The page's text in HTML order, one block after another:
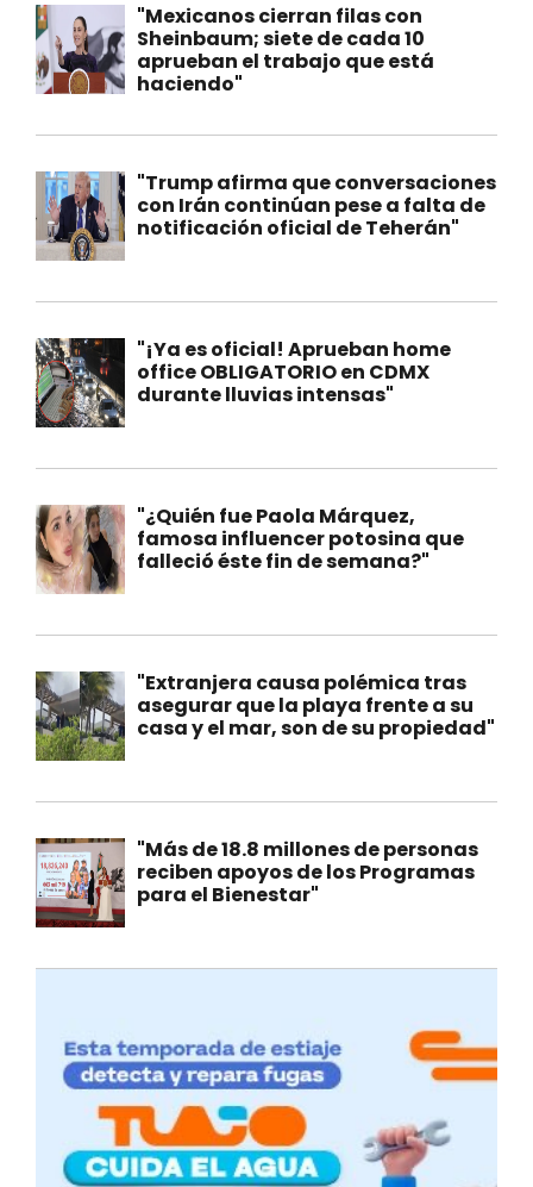
"Mexicanos cierran filas con
Sheinbaum; siete de cada 10
aprueban el trabajo que está
haciendo"
"Trump afirma que conversaciones
con Irán continúan pese a falta de
notificación oficial de Teherán"
"¡Ya es oficial! Aprueban home
office OBLIGATORIO en CDMX
durante lluvias intensas"
"¿Quién fue Paola Márquez,
famosa influencer potosina que
falleció éste fin de semana?"
"Extranjera causa polémica tras
asegurar que la playa frente a su
casa y el mar, son de su propiedad"
"Más de 18.8 millones de personas
reciben apoyos de los Programas
para el Bienestar"